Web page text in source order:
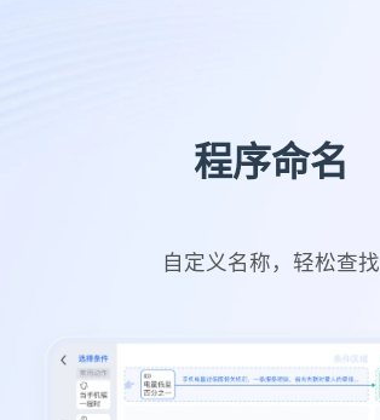
程序命名
自定义名称，轻松查找